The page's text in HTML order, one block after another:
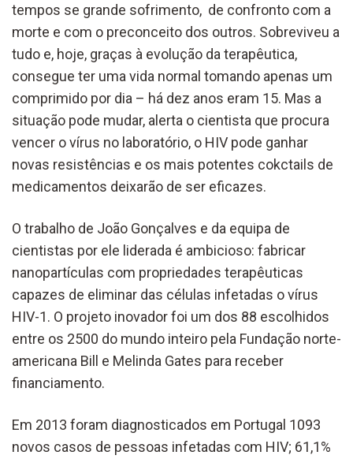
tempos se grande sofrimento, de confronto com a
morte e com o preconceito dos outros. Sobreviveu a
tudo e, hoje, graças à evolução da terapêutica,
consegue ter uma vida normal tomando apenas um
comprimido por dia – há dez anos eram 15. Mas a
situação pode mudar, alerta o cientista que procura
vencer o vírus no laboratório, o HIV pode ganhar
novas resistências e os mais potentes cokctails de
medicamentos deixarão de ser eficazes.
O trabalho de João Gonçalves e da equipa de
cientistas por ele liderada é ambicioso: fabricar
nanopartículas com propriedades terapêuticas
capazes de eliminar das células infetadas o vírus
HIV-1. O projeto inovador foi um dos 88 escolhidos
entre os 2500 do mundo inteiro pela Fundação norte-
americana Bill e Melinda Gates para receber
financiamento.
Em 2013 foram diagnosticados em Portugal 1093
novos casos de pessoas infetadas com HIV; 61,1%